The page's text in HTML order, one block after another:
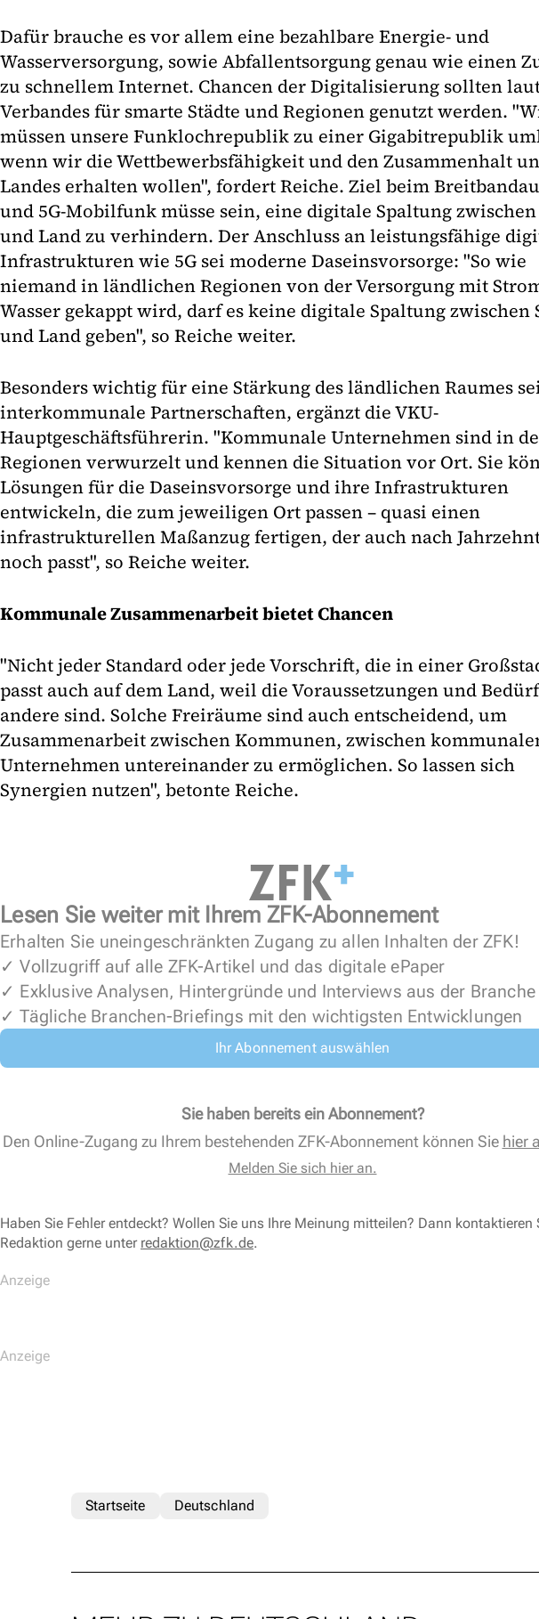
Dafür brauche es vor allem eine bezahlbare Energie- und
Wasserversorgung, sowie Abfallentsorgung genau wie einen
zu schnellem Internet. Chancen der Digitalisierung sollten
Verbandes für smarte Städte und Regionen genutzt werden.
müssen unsere Funklochrepublik zu einer Gigabitrepublik
wenn wir die Wettbewerbsfähigkeit und den Zusammenhalt
Landes erhalten wollen", fordert Reiche. Ziel beim
und 5G-Mobilfunk müsse sein, eine digitale Spaltung zwischen
und Land zu verhindern. Der Anschluss an leistungsfähige
Infrastrukturen wie 5G sei moderne Daseinsvorsorge: "So wie
niemand in ländlichen Regionen von der Versorgung mit
Wasser gekappt wird, darf es keine digitale Spaltung zwischen
und Land geben", so Reiche weiter.
Besonders wichtig für eine Stärkung des ländlichen Raumes
interkommunale Partnerschaften, ergänzt die VKU-
Hauptgeschäftsführerin. "Kommunale Unternehmen sind in
Regionen verwurzelt und kennen die Situation vor Ort. Sie
Lösungen für die Daseinsvorsorge und ihre Infrastrukturen
entwickeln, die zum jeweiligen Ort passen – quasi einen
infrastrukturellen Maßanzug fertigen, der auch nach
noch passt", so Reiche weiter.
Kommunale Zusammenarbeit bietet Chancen
"Nicht jeder Standard oder jede Vorschrift, die in einer
passt auch auf dem Land, weil die Voraussetzungen und
andere sind. Solche Freiräume sind auch entscheidend, um
Zusammenarbeit zwischen Kommunen, zwischen
Unternehmen untereinander zu ermöglichen. So lassen sich
Synergien nutzen", betonte Reiche.
Lesen Sie weiter mit Ihrem ZFK-Abonnement
Erhalten Sie uneingeschränkten Zugang zu allen Inhalten der ZFK!
✓ Vollzugriff auf alle ZFK-Artikel und das digitale ePaper
✓ Exklusive Analysen, Hintergründe und Interviews aus der Branche
✓ Tägliche Branchen-Briefings mit den wichtigsten Entwicklungen
Ihr Abonnement auswählen
Sie haben bereits ein Abonnement?
Den Online-Zugang zu Ihrem bestehenden ZFK-Abonnement können Sie hier
Melden Sie sich hier an.
Haben Sie Fehler entdeckt? Wollen Sie uns Ihre Meinung mitteilen? Dann kontaktieren
Redaktion gerne unter redaktion@zfk.de.
Startseite Deutschland